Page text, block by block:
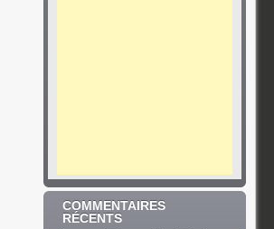
COMMENTAIRES
RÉCENTS